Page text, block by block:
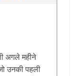
अगले महीने
उनकी पहली